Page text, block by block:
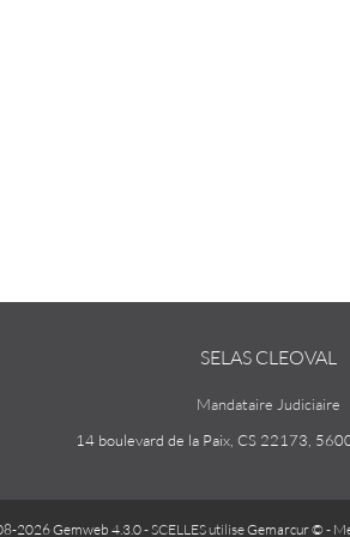
SELAS CLEOVAL
Mandataire Judiciaire
14 boulevard de la Paix, CS 22173,
2026 Gemweb 4.3.0- SCELLES utiliseGemarcur © -